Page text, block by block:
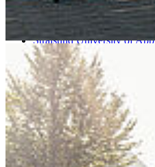
Stralsund University of
HOST
Facilities and Administration
Rechtsvorschriften
Rechtsvorschriften
Die rechtliche Stellung der
Gesetz über die Hochschulen
Vorpommern